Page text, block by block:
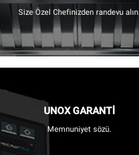
Size Özel Chefinizden randevu alın.
UNOX GARANTİ
Memnuniyet sözü.